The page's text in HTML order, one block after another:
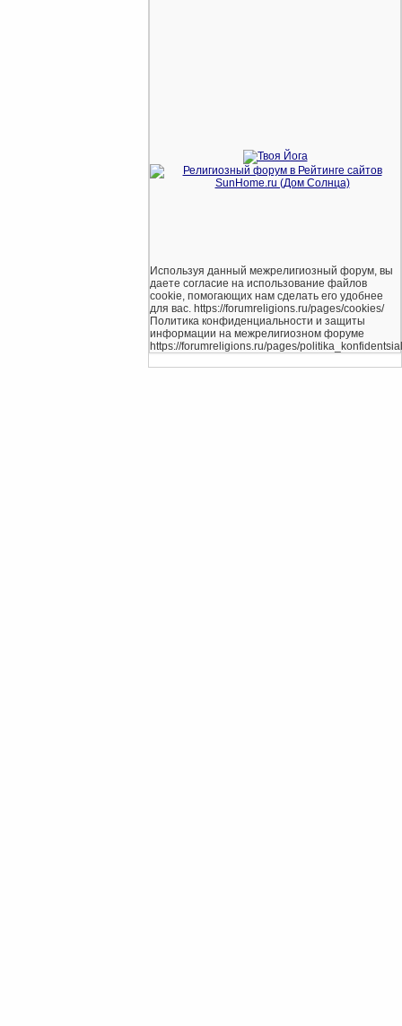
Используя данный межрелигиозный форум, вы
даете согласие на использование файлов
cookie, помогающих нам сделать его удобнее
для вас. https://forumreligions.ru/pages/cookies/
Политика конфиденциальности и защиты
информации на межрелигиозном форуме
https://forumreligions.ru/pages/